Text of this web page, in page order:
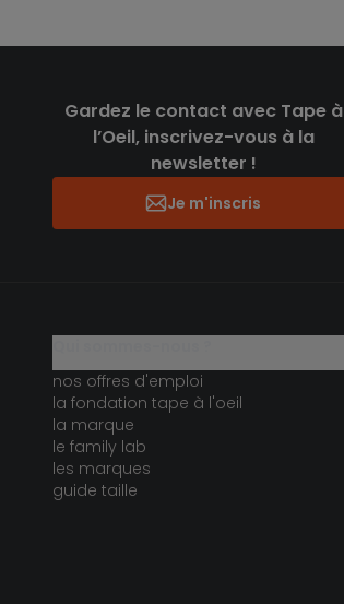
Gardez le contact avec Tape à
l’Oeil, inscrivez-vous à la
newsletter !
Je m'inscris
nos offres d'emploi
la fondation tape à l'oeil
la marque
le family lab
les marques
guide taille